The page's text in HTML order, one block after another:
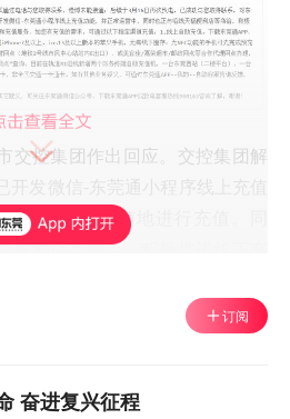
交控集团作出回应。交控集团解
开发微信-东莞通小程序线上充值
便市民随时随地进行充值。同
便利店等商洽，积极推进线下充
订阅
奋进复兴征程